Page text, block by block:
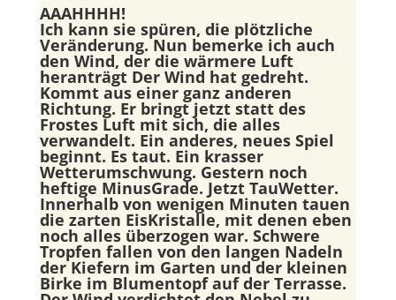
AAAHHHH!
Ich kann sie spüren, die plötzliche
Veränderung. Nun bemerke ich auch
den Wind, der die wärmere Luft
heranträgt Der Wind hat gedreht.
Kommt aus einer ganz anderen
Richtung. Er bringt jetzt statt des
Frostes Luft mit sich, die alles
verwandelt. Ein anderes, neues Spiel
beginnt. Es taut. Ein krasser
Wetterumschwung. Gestern noch
heftige MinusGrade. Jetzt TauWetter.
Innerhalb von wenigen Minuten tauen
die zarten EisKristalle, mit denen eben
noch alles überzogen war. Schwere
Tropfen fallen von den langen Nadeln
der Kiefern im Garten und der kleinen
Birke im Blumentopf auf der Terrasse.